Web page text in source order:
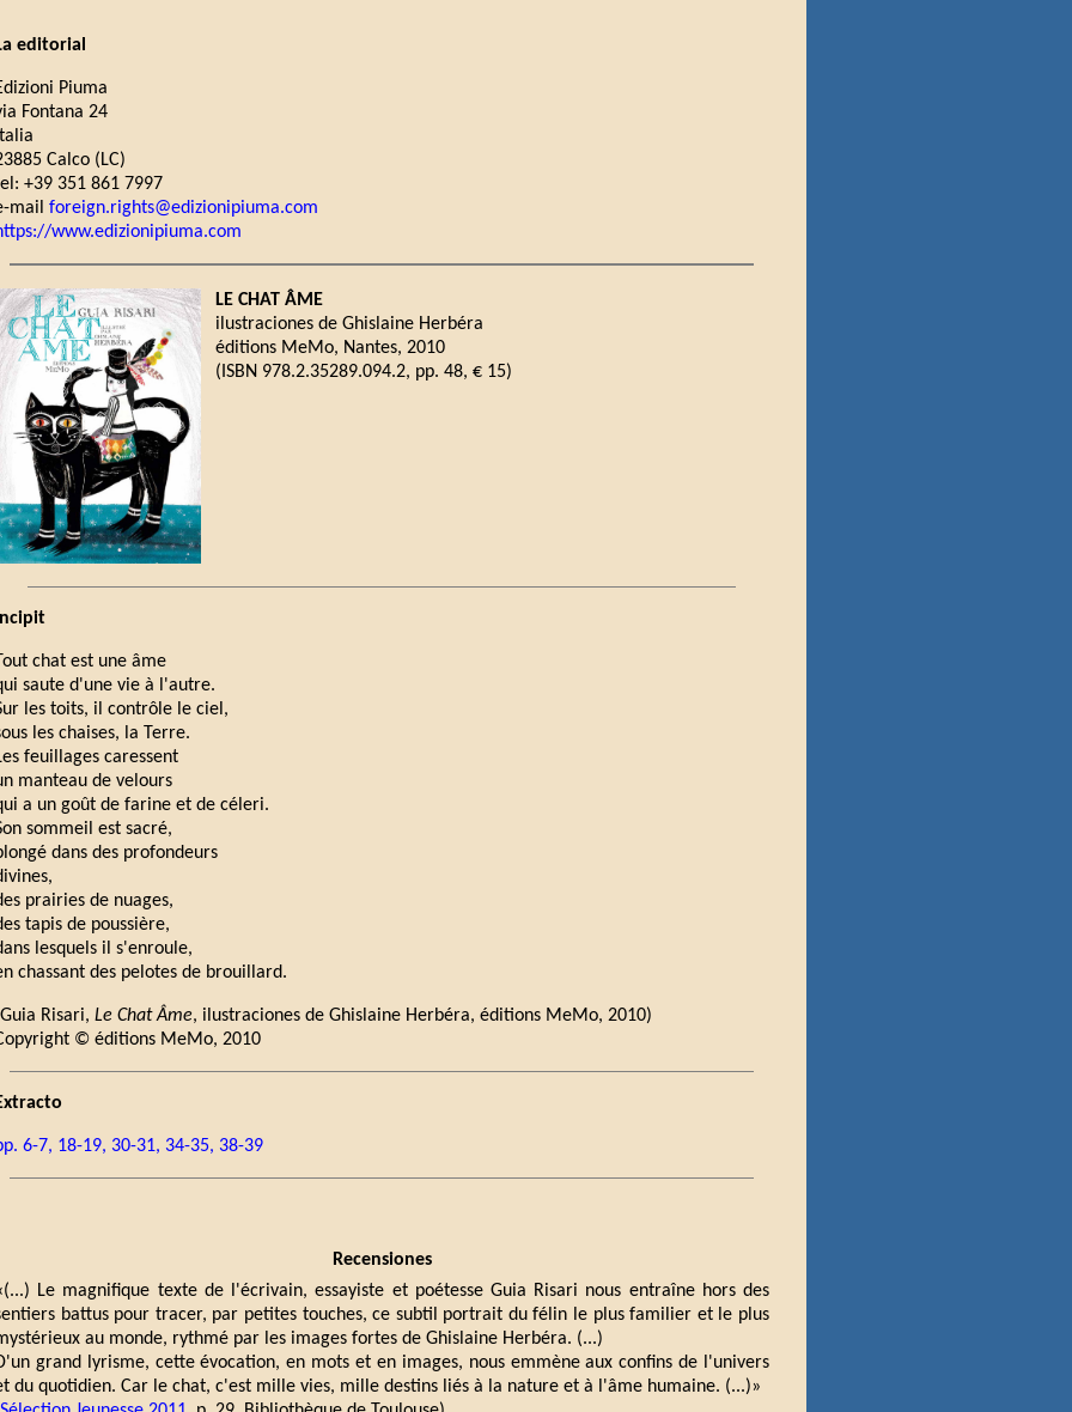
editorial
Piuma
Fontana 24
Calco (LC)
+39 351 861 7997
mail foreign.rights@edizionipiuma.com
www.edizionipiuma.com
LE CHAT ÂME
ilustraciones de Ghislaine Herbéra
éditions MeMo, Nantes, 2010
(ISBN 978.2.35289.094.2, pp. 48, € 15)
chat est une âme
saute d'une vie à l'autre.
les toits, il contrôle le ciel,
les chaises, la Terre.
feuillages caressent
manteau de velours
a un goût de farine et de céleri.
sommeil est sacré,
dans des profondeurs
prairies de nuages,
tapis de poussière,
lesquels il s'enroule,
chassant des pelotes de brouillard.
Risari, Le Chat Âme, ilustraciones de Ghislaine Herbéra, éditions MeMo, 2010)
© éditions MeMo, 2010
6-7, 18-19, 30-31, 34-35, 38-39
Recensiones
Le magnifique texte de l'écrivain, essayiste et poétesse Guia Risari nous entraîne hors des
battus pour tracer, par petites touches, ce subtil portrait du félin le plus familier et le plus
au monde, rythmé par les images fortes de Ghislaine Herbéra. (...)
grand lyrisme, cette évocation, en mots et en images, nous emmène aux confins de l'univers
du quotidien. Car le chat, c'est mille vies, mille destins liés à la nature et à l'âme humaine. (...)»